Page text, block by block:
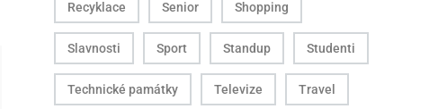
Recyklace Senior Shopping
Slavnosti Sport Standup Studenti
Technické památky Televize Travel